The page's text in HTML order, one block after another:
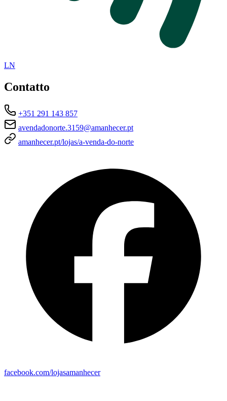
LN
Contatto
+351 291 143 857
avendadonorte.3159@amanhecer.pt
amanhecer.pt/lojas/a-venda-do-norte
facebook.com/lojasamanhecer